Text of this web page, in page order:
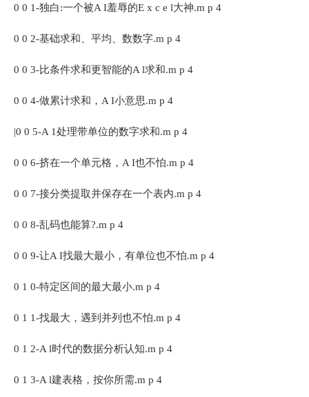
0 0 1-独白:一个被A I羞辱的E x c e l大神.m p 4
0 0 2-基础求和、平均、数数字.m p 4
0 0 3-比条件求和更智能的A l求和.m p 4
0 0 4-做累计求和，A I小意思.m p 4
|0 0 5-A 1处理带单位的数字求和.m p 4
0 0 6-挤在一个单元格，A I也不怕.m p 4
0 0 7-接分类提取并保存在一个表内.m p 4
0 0 8-乱码也能算?.m p 4
0 0 9-让A I找最大最小，有单位也不怕.m p 4
0 1 0-特定区间的最大最小.m p 4
0 1 1-找最大，遇到并列也不怕.m p 4
0 1 2-A l时代的数据分析认知.m p 4
0 1 3-A l建表格，按你所需.m p 4